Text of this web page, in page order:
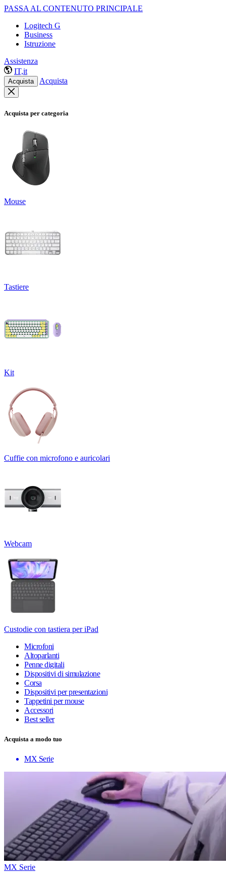
PASSA AL CONTENUTO PRINCIPALE
Logitech G
Business
Istruzione
Assistenza
IT,it
Acquista Acquista
Acquista per categoria
Mouse
Tastiere
Kit
Cuffie con microfono e auricolari
Webcam
Custodie con tastiera per iPad
Microfoni
Altoparlanti
Penne digitali
Dispositivi di simulazione
Corsa
Dispositivi per presentazioni
Tappetini per mouse
Accessori
Best seller
Acquista a modo tuo
MX Serie
MX Serie